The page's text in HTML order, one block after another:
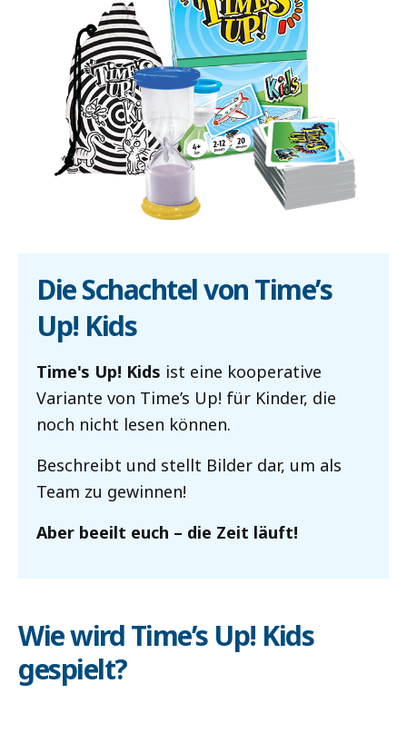
Die Schachtel von Time’s
Up! Kids
Time's Up! Kids ist eine kooperative
Variante von Time’s Up! für Kinder, die
noch nicht lesen können.
Beschreibt und stellt Bilder dar, um als
Team zu gewinnen!
Aber beeilt euch – die Zeit läuft!
Wie wird Time’s Up! Kids
gespielt?